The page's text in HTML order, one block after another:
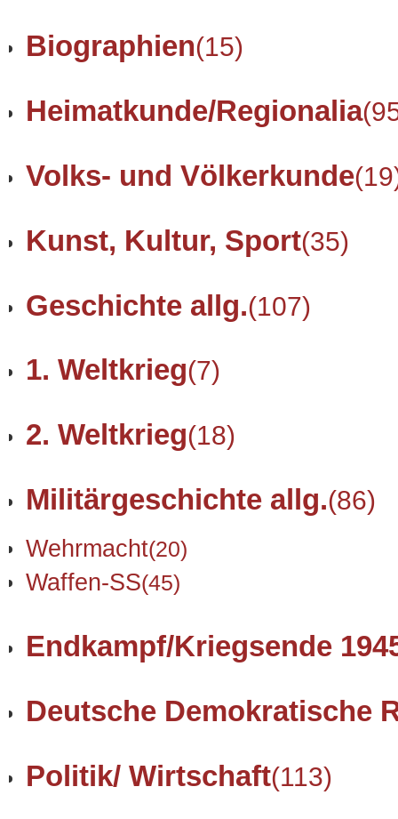
Biographien(15)
Heimatkunde/Regionalia
Volks- und Völkerkunde
Kunst, Kultur, Sport(35)
Geschichte allg.(107)
1. Weltkrieg(7)
2. Weltkrieg(18)
Militärgeschichte allg.(86)
Wehrmacht(20)
Waffen-SS(45)
Endkampf/Kriegsende
Deutsche Demokratische
Politik/ Wirtschaft(113)